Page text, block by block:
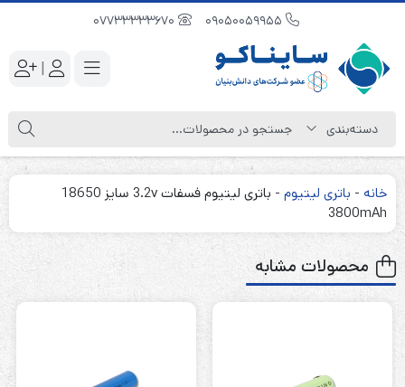
|
خانه - باتری لیتیوم -
باتری لیتیوم فسفات 3.2v سایز 18650
3800mAh
محصولات مشابه